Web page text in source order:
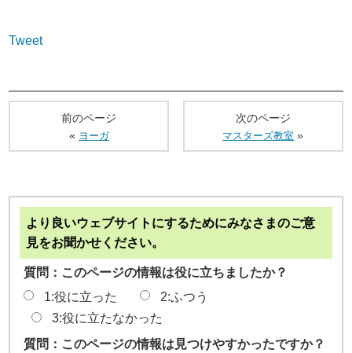
Tweet
前のページ
« ヨーガ
次のページ
マスターズ教室 »
より良いウェブサイトにするためにみなさまのご意
見をお聞かせください。
質問：このページの情報は役に立ちましたか？
1:役に立った
2:ふつう
3:役に立たなかった
質問：このページの情報は見つけやすかったですか？